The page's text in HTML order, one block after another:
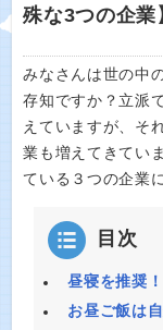
殊な3つの企業
みなさんは世の中
存知ですか？立派
えていますが、そ
業も増えてきてい
ている３つの企業
目次
昼寝を推奨
お昼ご飯は